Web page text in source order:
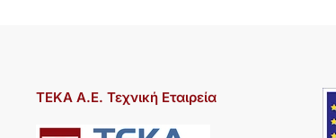
ΤΕΚΑ Α.Ε. Τεχνική Εταιρεία